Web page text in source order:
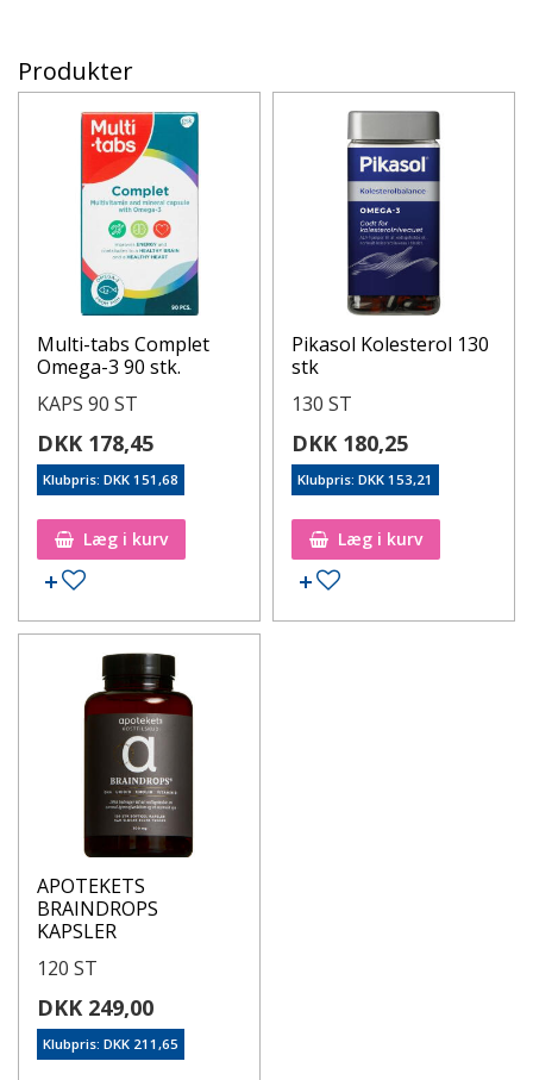
Produkter
Multi-tabs Complet
Omega-3 90 stk.
KAPS 90 ST
DKK 178,45
Klubpris: DKK 151,68
Læg i kurv
Pikasol Kolesterol 130
stk
130 ST
DKK 180,25
Klubpris: DKK 153,21
Læg i kurv
APOTEKETS
BRAINDROPS
KAPSLER
120 ST
DKK 249,00
Klubpris: DKK 211,65